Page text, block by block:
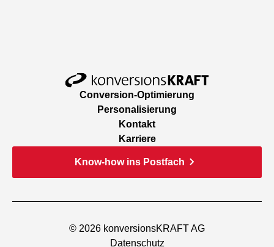
Conversion-Optimierung
Personalisierung
Kontakt
Karriere
Know-how ins Postfach
© 2026 konversionsKRAFT AG
Datenschutz